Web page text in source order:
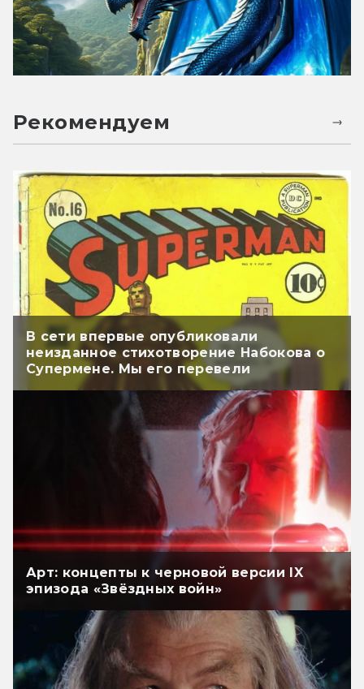
Рекомендуем
В сети впервые опубликовали
неизданное стихотворение Набокова о
Супермене. Мы его перевели
Арт: концепты к черновой версии IX
эпизода «Звёздных войн»